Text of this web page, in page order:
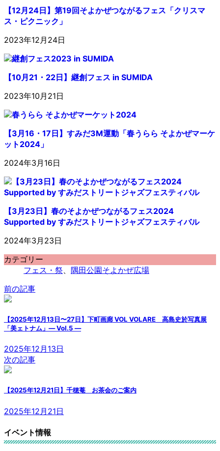
【12月24日】第19回そよかぜつながるフェス「クリスマ
ス・ピクニック」
2023年12月24日
【10月21・22日】継創フェス in SUMIDA
2023年10月21日
【3月16・17日】すみだ3M運動「春うらら そよかぜマーケ
ット2024」
2024年3月16日
【3月23日】春のそよかぜつながるフェス2024
Supported by すみだストリートジャズフェスティバル
2024年3月23日
カテゴリー
フェス・祭
隅田公園そよかぜ広場
前の記事
【2025年12月13日〜27日】下町画廊 VOL VOLARE 高島史於写真展
「美ェトナム」― Vol.5 ―
2025年12月13日
次の記事
【2025年12月21日】千穂菴 お茶会のご案内
2025年12月21日
イベント情報